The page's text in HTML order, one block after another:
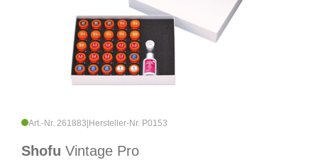
Art.-Nr. 261883 Hersteller-Nr. P0153
Shofu Vintage Pro